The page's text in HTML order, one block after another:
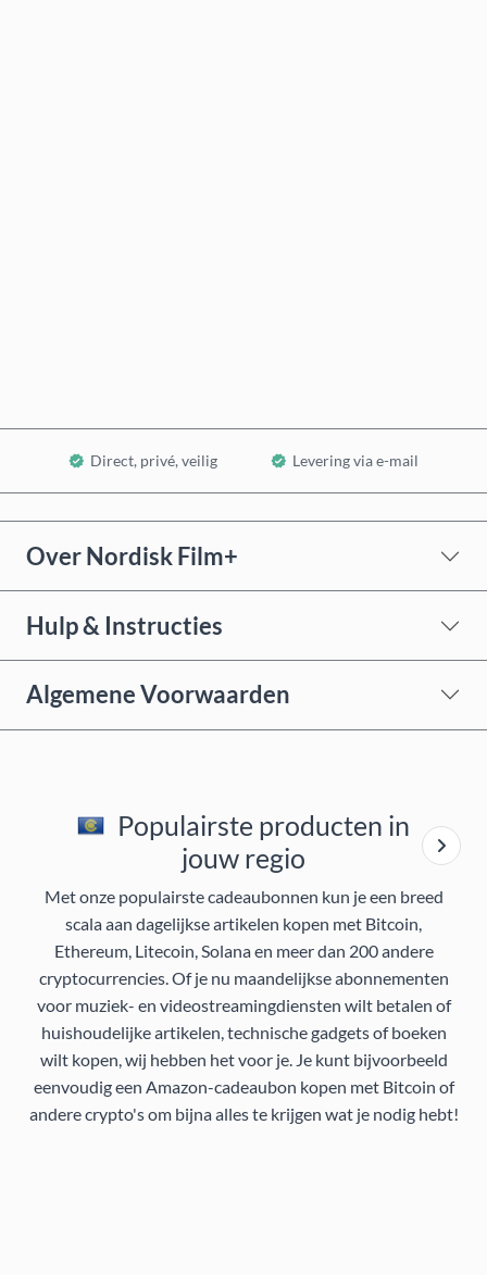
Direct, privé, veilig Levering via e-mail
Over Nordisk Film+
Hulp & Instructies
Algemene Voorwaarden
Populairste producten in
jouw regio
Met onze populairste cadeaubonnen kun je een breed
scala aan dagelijkse artikelen kopen met Bitcoin,
Ethereum, Litecoin, Solana en meer dan 200 andere
cryptocurrencies. Of je nu maandelijkse abonnementen
voor muziek- en videostreamingdiensten wilt betalen of
huishoudelijke artikelen, technische gadgets of boeken
wilt kopen, wij hebben het voor je. Je kunt bijvoorbeeld
eenvoudig een Amazon-cadeaubon kopen met Bitcoin of
andere crypto's om bijna alles te krijgen wat je nodig hebt!